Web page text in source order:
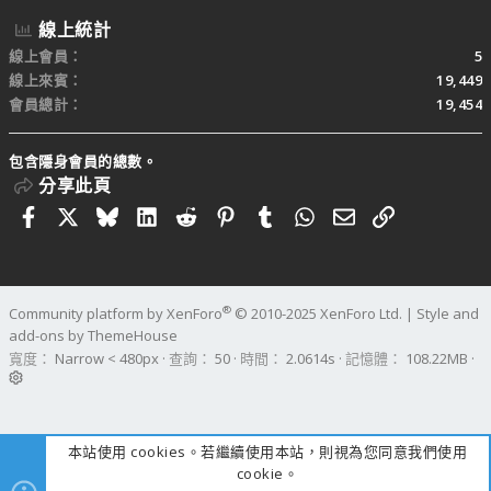
線上統計
線上會員
5
線上來賓
19,449
會員總計
19,454
包含隱身會員的總數。
分享此頁
FacebookBlueskyLinkedIn
RedditPinterestTumblrWhatsApp
電子郵件
連結
Community platform by XenForo® © 2010-2025 XenForo Ltd. | Style and
add-ons by ThemeHouse
寬度
查詢 50 時間 2.0614s 記憶體 108.22MB
本站使用 cookies。若繼續使用本站，則視為您同意我們使用
cookie。